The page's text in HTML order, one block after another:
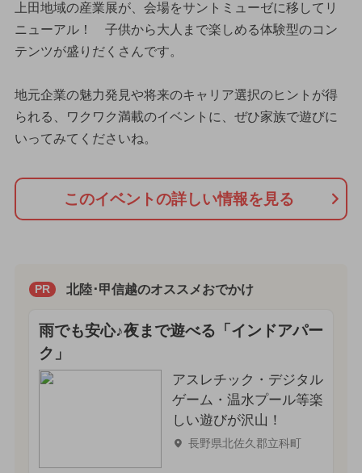
上田地域の産業展が、会場をサントミューゼに移してリ
ニューアル！ 子供から大人まで楽しめる体験型のコン
テンツが盛りだくさんです。
地元企業の魅力発見や将来のキャリア選択のヒントが得
られる、ワクワク満載のイベントに、ぜひ家族で遊びに
いってみてくださいね。
このイベントの詳しい情報を見る
PR 北陸･甲信越のオススメおでかけ
雨でも安心♪夜まで遊べる「インドアパー
ク」
アスレチック・デジタル
ゲーム・温水プール等楽
しい遊びが沢山！
長野県北佐久郡立科町